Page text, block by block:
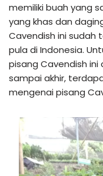
memiliki buah yang
yang khas dan
Cavendish ini sudah
pula di Indonesia.
pisang Cavendish
sampai akhir,
mengenai pisang